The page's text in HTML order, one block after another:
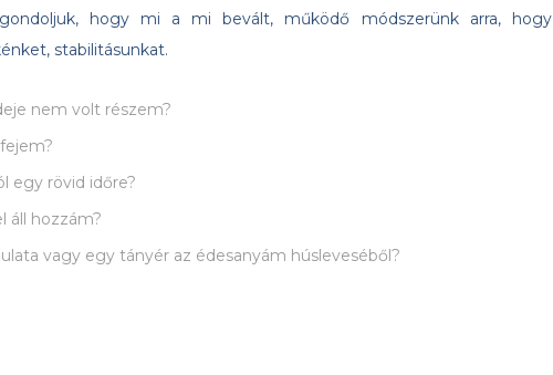
hogy mi a mi bevált, működő módszerünk arra, hogy
stabilitásunkat.
nem volt részem?
egy rövid időre?
áll hozzám?
vagy egy tányér az édesanyám húsleveséből?